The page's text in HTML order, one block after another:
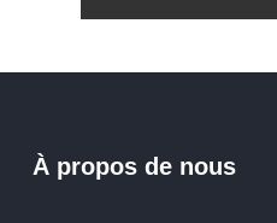
À propos de nous